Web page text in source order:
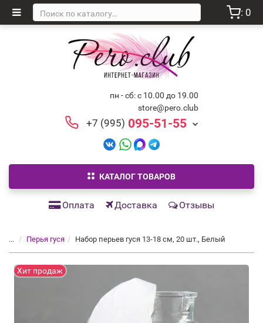
: 0
пн - сб: с 10.00 до 19.00
store@pero.club
+7 (995) 095-51-55
КАТАЛОГ ТОВАРОВ
Оплата Доставка Отзывы
... Перья гуся Набор перьев гуся 13-18 см, 20 шт., Белый
Хит продаж